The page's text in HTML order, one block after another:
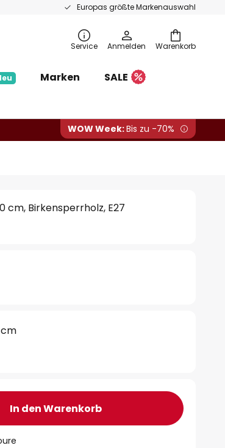
Europas größte Markenauswahl
Warenkorb
Service Anmelden
Marken
SALE
WOW Week:Bis zu -70%
cm, Birkensperrholz, E27
In den Warenkorb